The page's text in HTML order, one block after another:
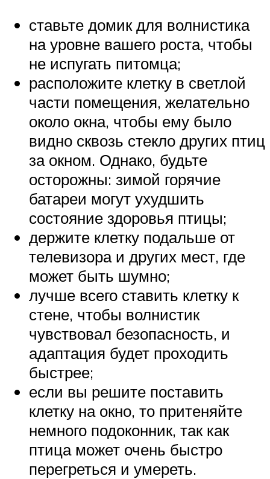
ставьте домик для волнистика
на уровне вашего роста, чтобы
не испугать питомца;
расположите клетку в светлой
части помещения, желательно
около окна, чтобы ему было
видно сквозь стекло других птиц
за окном. Однако, будьте
осторожны: зимой горячие
батареи могут ухудшить
состояние здоровья птицы;
держите клетку подальше от
телевизора и других мест, где
может быть шумно;
лучше всего ставить клетку к
стене, чтобы волнистик
чувствовал безопасность, и
адаптация будет проходить
быстрее;
если вы решите поставить
клетку на окно, то притеняйте
немного подоконник, так как
птица может очень быстро
перегреться и умереть.